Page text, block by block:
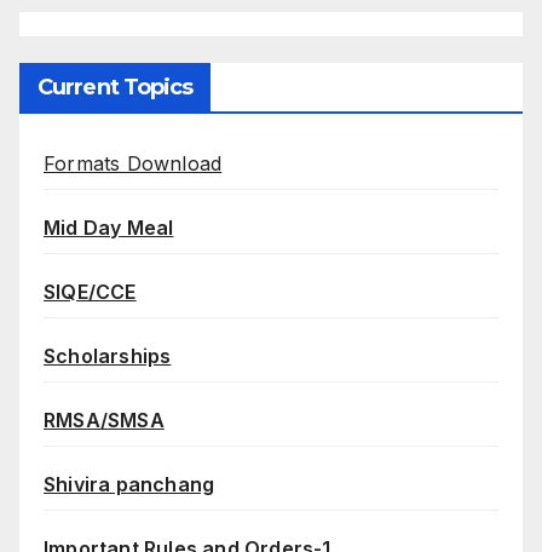
Current Topics
Formats Download
Mid Day Meal
SIQE/CCE
Scholarships
RMSA/SMSA
Shivira panchang